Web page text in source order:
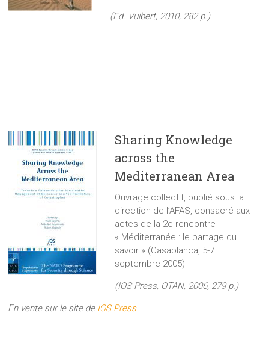
(Ed. Vuibert, 2010, 282 p.)
Sharing Knowledge
across the
Mediterranean Area
Ouvrage collectif, publié sous la
direction de l’AFAS, consacré aux
actes de la 2e rencontre
« Méditerranée : le partage du
savoir » (Casablanca, 5-7
septembre 2005)
(IOS Press, OTAN, 2006, 279 p.)
En vente sur le site de IOS Press